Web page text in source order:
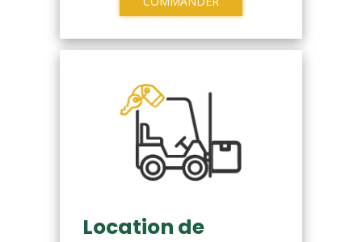
Location de